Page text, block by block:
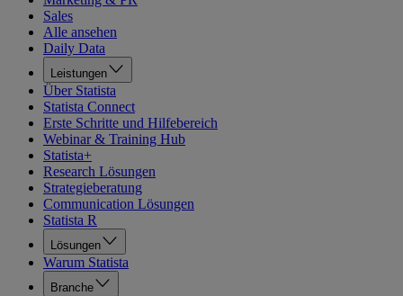
Sales
Alle ansehen
Daily Data
Leistungen
Über Statista
Statista Connect
Erste Schritte und Hilfebereich
Webinar & Training Hub
Statista+
Research Lösungen
Strategieberatung
Communication Lösungen
Statista R
Lösungen
Warum Statista
Branche